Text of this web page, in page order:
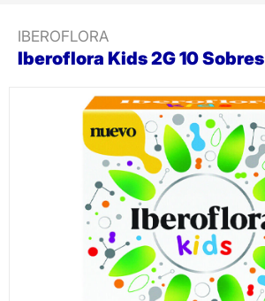
IBEROFLORA
Iberoflora Kids 2G 10 Sobres